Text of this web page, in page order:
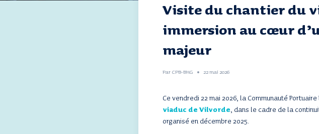
Visite du chantier du
immersion au cœur
majeur
Par CPB-BHG 22 mai 2026
Ce vendredi 22 mai 2026, la Communauté
viaduc de Vilvorde, dans le cadre de la
organisé en décembre 2025.